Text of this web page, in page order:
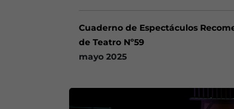
Cuaderno de Espectáculos
de Teatro Nº59
mayo 2025